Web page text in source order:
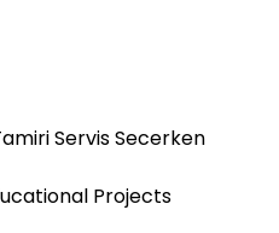
Servis Secerken
Projects